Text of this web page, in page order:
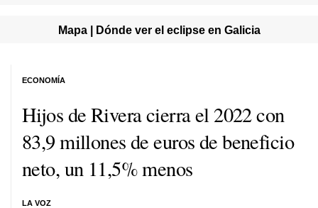
Mapa | Dónde ver el eclipse en Galicia
Hijos de Rivera cierra el 2022 con
83,9 millones de euros de beneficio
neto, un 11,5% menos
LA VOZ
ECONOMÍA